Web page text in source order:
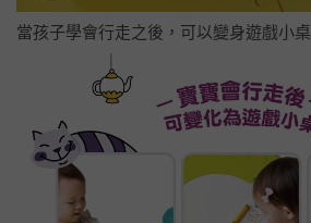
當孩子學會行走之後，可以變身遊戲小桌